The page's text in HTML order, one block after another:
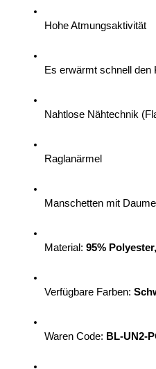
Hohe Atmungsaktivität
Es erwärmt schnell den
Nahtlose Nähtechnik
Raglanärmel
Manschetten mit
Material: 95%
Verfügbare Farben:
Waren Code: BL-UN2-